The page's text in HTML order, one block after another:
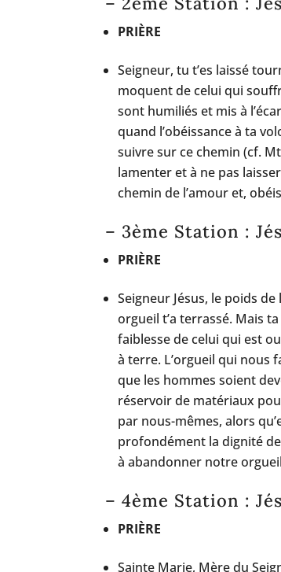
PRIÈRE
Seigneur, tu t’es laissé
moquent de celui qui
sont humiliés et mis à
quand l’obéissance à ta
suivre sur ce chemin (cf.
lamenter et à ne pas
chemin de l’amour et,
– 3ème Station :
PRIÈRE
Seigneur Jésus, le poids
orgueil t’a terrassé. Mais
faiblesse de celui qui est
à terre. L’orgueil qui nous
que les hommes soient
réservoir de matériaux
par nous-mêmes, alors
profondément la dignité
à abandonner notre
– 4ème Station :
PRIÈRE
Sainte Marie, Mère du